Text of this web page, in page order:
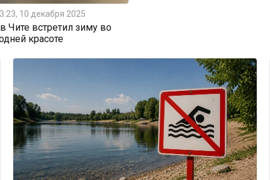
10 декабря 2025
встретил зиму во
красоте